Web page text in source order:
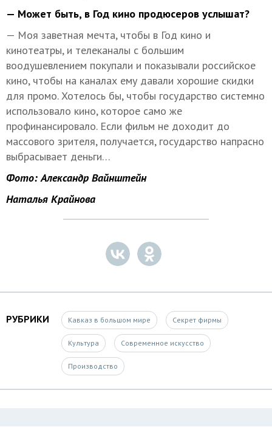
— Может быть, в Год кино продюсеров услышат?
— Моя заветная мечта, чтобы в Год кино и
кинотеатры, и телеканалы с большим
воодушевлением покупали и показывали российское
кино, чтобы на каналах ему давали хорошие скидки
для промо. Хотелось бы, чтобы государство системно
использовало кино, которое само же
профинансировало. Если фильм не доходит до
массового зрителя, получается, государство напрасно
выбрасывает деньги…
Фото: Александр Вайнштейн
Наталья Крайнова
РУБРИКИ Кавказ в большом мире Секрет фирмы
Культура Современное искусство
Производство